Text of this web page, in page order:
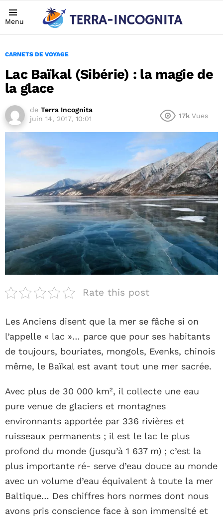
Menu
CARNETS DE VOYAGE
Lac Baïkal (Sibérie) : la magie de
la glace
de Terra Incognita
juin 14, 2017, 10:01
17k Vues
Rate this post
Les Anciens disent que la mer se fâche si on
l’appelle « lac »… parce que pour ses habitants
de toujours, bouriates, mongols, Evenks, chinois
même, le Baïkal est avant tout une mer sacrée.
Avec plus de 30 000 km², il collecte une eau
pure venue de glaciers et montagnes
environnants apportée par 336 rivières et
ruisseaux permanents ; il est le lac le plus
profond du monde (jusqu’à 1 637 m) ; c’est la
plus importante ré- serve d’eau douce au monde
avec un volume d’eau équivalent à toute la mer
Baltique… Des chiffres hors normes dont nous
avons pris conscience face à son immensité et